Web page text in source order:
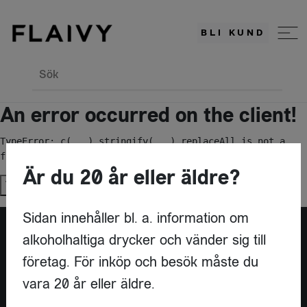
BLI KUND
Sök
An error occurred on the client!
TypeError: c(...).stringify(...).replaceAll is not a
function
Try again
Är du leverantör?
Är du 20 år eller äldre?
Sidan innehåller bl. a. information om
alkoholhaltiga drycker och vänder sig till
företag. För inköp och besök måste du
vara 20 år eller äldre.